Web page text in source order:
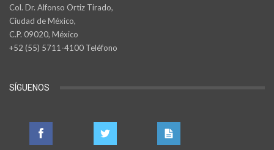
Col. Dr. Alfonso Ortiz Tirado,
Ciudad de México,
C.P. 09020, México
+52 (55) 5711-4100 Teléfono
SÍGUENOS